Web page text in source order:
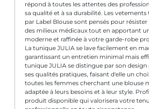
répond à toutes les attentes des
sa qualité et à sa durabilité. Les
par Label Blouse sont pensés pour résister
des milieux médicaux tout en apportant
moderne et raffinée à votre garde-robe
La tunique JULIA se lave facilement en
garantissant un entretien minimal mais
tunique JULIA se distingue par son design
ses qualités pratiques, faisant d'elle un
toutes les femmes cherchant une blouse
adaptée à leurs besoins et à leur style.
produit disponible qui valorisera votre